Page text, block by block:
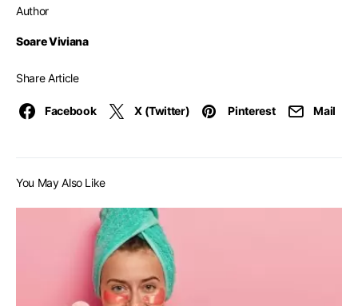
Author
Soare Viviana
Share Article
Facebook X (Twitter) Pinterest Mail
You May Also Like